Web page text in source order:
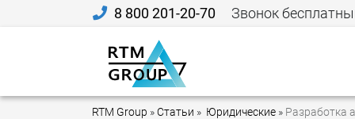
8 800 201-20-70 Звонок
RTM Group »Статьи » Юридические » Разработка